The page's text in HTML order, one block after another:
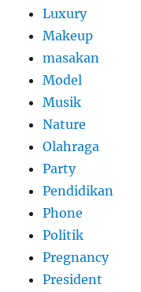
Luxury
Makeup
masakan
Model
Musik
Nature
Olahraga
Party
Pendidikan
Phone
Politik
Pregnancy
President